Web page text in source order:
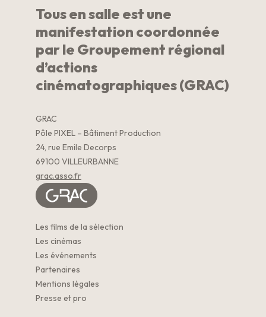
Tous en salle est une
manifestation coordonnée
par le Groupement régional
d’actions
cinématographiques (GRAC)
GRAC
Pôle PIXEL – Bâtiment Production
24, rue Emile Decorps
69100 VILLEURBANNE
grac.asso.fr
Les films de la sélection
Les cinémas
Les événements
Partenaires
Mentions légales
Presse et pro